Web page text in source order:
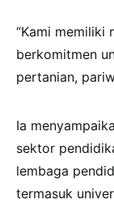
“Kami memiliki
berkomitmen
pertanian,
Ia
sektor
lembaga
termasuk